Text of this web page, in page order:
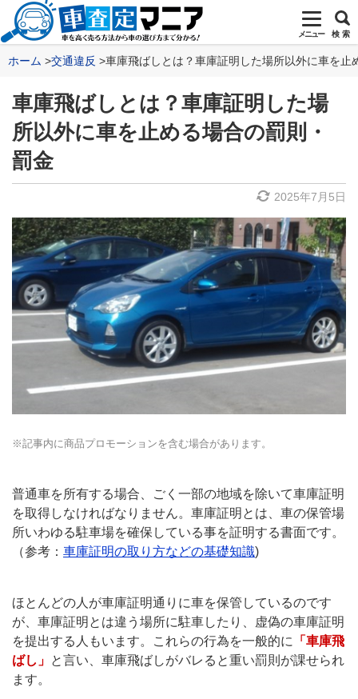
メニュー 検 索
ホーム 交通違反 車庫飛ばしとは？車庫証明した場所以外に車を止
車庫飛ばしとは？車庫証明した場
所以外に車を止める場合の罰則・
罰金
2025年7月5日
※記事内に商品プロモーションを含む場合があります。
普通車を所有する場合、ごく一部の地域を除いて車庫証明
を取得しなければなりません。車庫証明とは、車の保管場
所いわゆる駐車場を確保している事を証明する書面です。
（参考： 車庫証明の取り方などの基礎知識)
ほとんどの人が車庫証明通りに車を保管しているのです
が、車庫証明とは違う場所に駐車したり、虚偽の車庫証明
を提出する人もいます。これらの行為を一般的に
「車庫飛
ばし」 と言い、車庫飛ばしがバレると重い罰則が課せられ
ます。